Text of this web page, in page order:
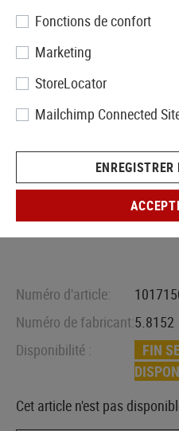
Numéro d'article:
Numéro de fabricant:5.8152
Disponibilité :
FIN
Cet article n'est pas
Fonctions de confort
Marketing
StoreLocator
Mailchimp Connected